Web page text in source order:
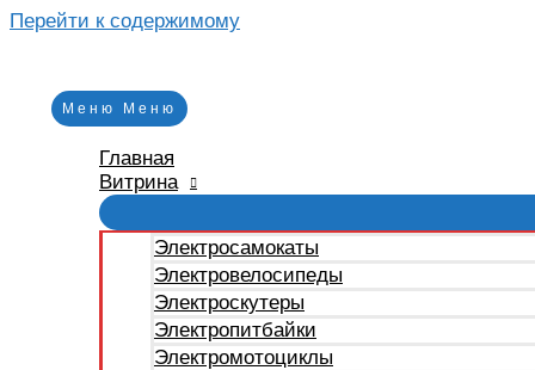
Перейти к содержимому
Меню Меню
Главная
Витрина
Электросамокаты
Электровелосипеды
Электроскутеры
Электропитбайки
Электромотоциклы